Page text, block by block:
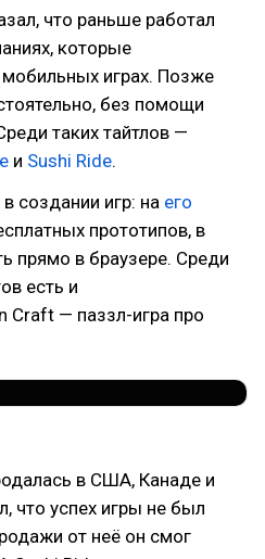
что раньше работал
которые
играх. Позже
без помощи
таких тайтлов —
и Sushi Ride.
создании игр: на его
прототипов, в
прямо в браузере. Среди
есть и
Craft — паззл-игра про
в США, Канаде и
что успех игры не был
от неё он смог